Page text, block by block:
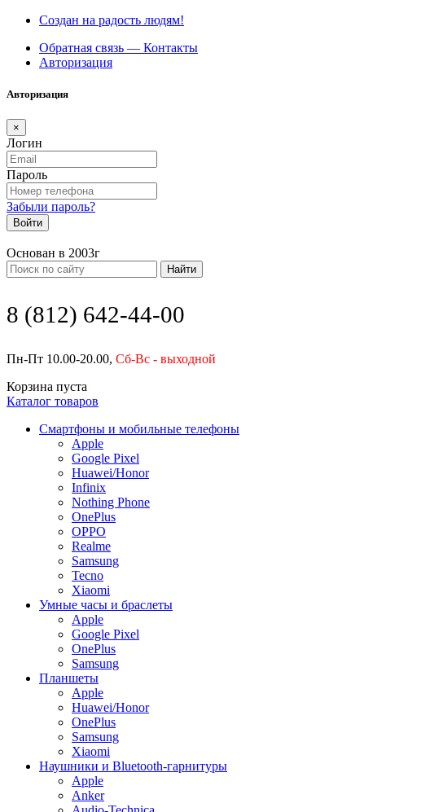
Создан на радость людям!
Обратная связь — Контакты
Авторизация
Авторизация
×
Логин
Пароль
Забыли пароль?
Войти
Основан в 2003г
Найти
8 (812) 642-44-00
Пн-Пт 10.00-20.00, Сб-Вс - выходной
Корзина пуста
Каталог товаров
Смартфоны и мобильные телефоны
Apple
Google Pixel
Huawei/Honor
Infinix
Nothing Phone
OnePlus
OPPO
Realme
Samsung
Tecno
Xiaomi
Умные часы и браслеты
Apple
Google Pixel
OnePlus
Samsung
Планшеты
Apple
Huawei/Honor
OnePlus
Samsung
Xiaomi
Наушники и Bluetooth-гарнитуры
Apple
Anker